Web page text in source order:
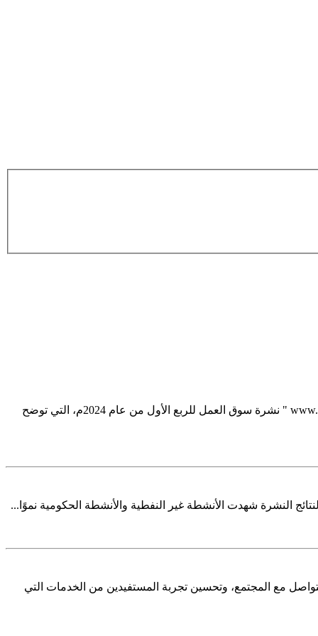
أصدرت الهيئة العامة للإحصاء (GASTAT) اليوم الأحد 24/12/1445ه الموافق 30/6/2024م عبر موقعها الرسمي على شبكة الإنترنت www.stats.gov.sa " نشرة سوق العمل للربع الأول من عام 2024م، التي توضح
الموحد الهاتفي لخدماتها ليكون (199009) بديلًا عن الرقم السابق (920020081) وذلك لتسهيل التواصل مع المجتمع، وتحسين تجربة المستفيدين من الخدمات التي